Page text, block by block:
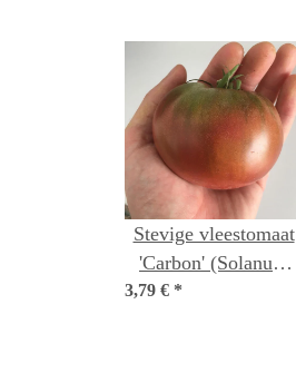
Stevige vleestomaat
'Carbon' (Solanum
lycopersicum) zaden
3,79 € *